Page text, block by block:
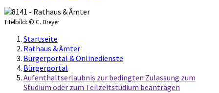
Titelbild: © C. Dreyer
Startseite
Rathaus & Ämter
Bürgerportal & Onlinedienste
Bürgerportal
Aufenthaltserlaubnis zur bedingten Zulassung zum
Studium oder zum Teilzeitstudium beantragen